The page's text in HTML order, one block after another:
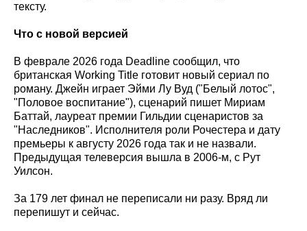
тексту.
Что с новой версией
В феврале 2026 года Deadline сообщил, что
британская Working Title готовит новый сериал по
роману. Джейн играет Эйми Лу Вуд ("Белый лотос",
"Половое воспитание"), сценарий пишет Мириам
Баттай, лауреат премии Гильдии сценаристов за
"Наследников". Исполнителя роли Рочестера и дату
премьеры к августу 2026 года так и не назвали.
Предыдущая телеверсия вышла в 2006-м, с Рут
Уилсон.
За 179 лет финал не переписали ни разу. Вряд ли
перепишут и сейчас.